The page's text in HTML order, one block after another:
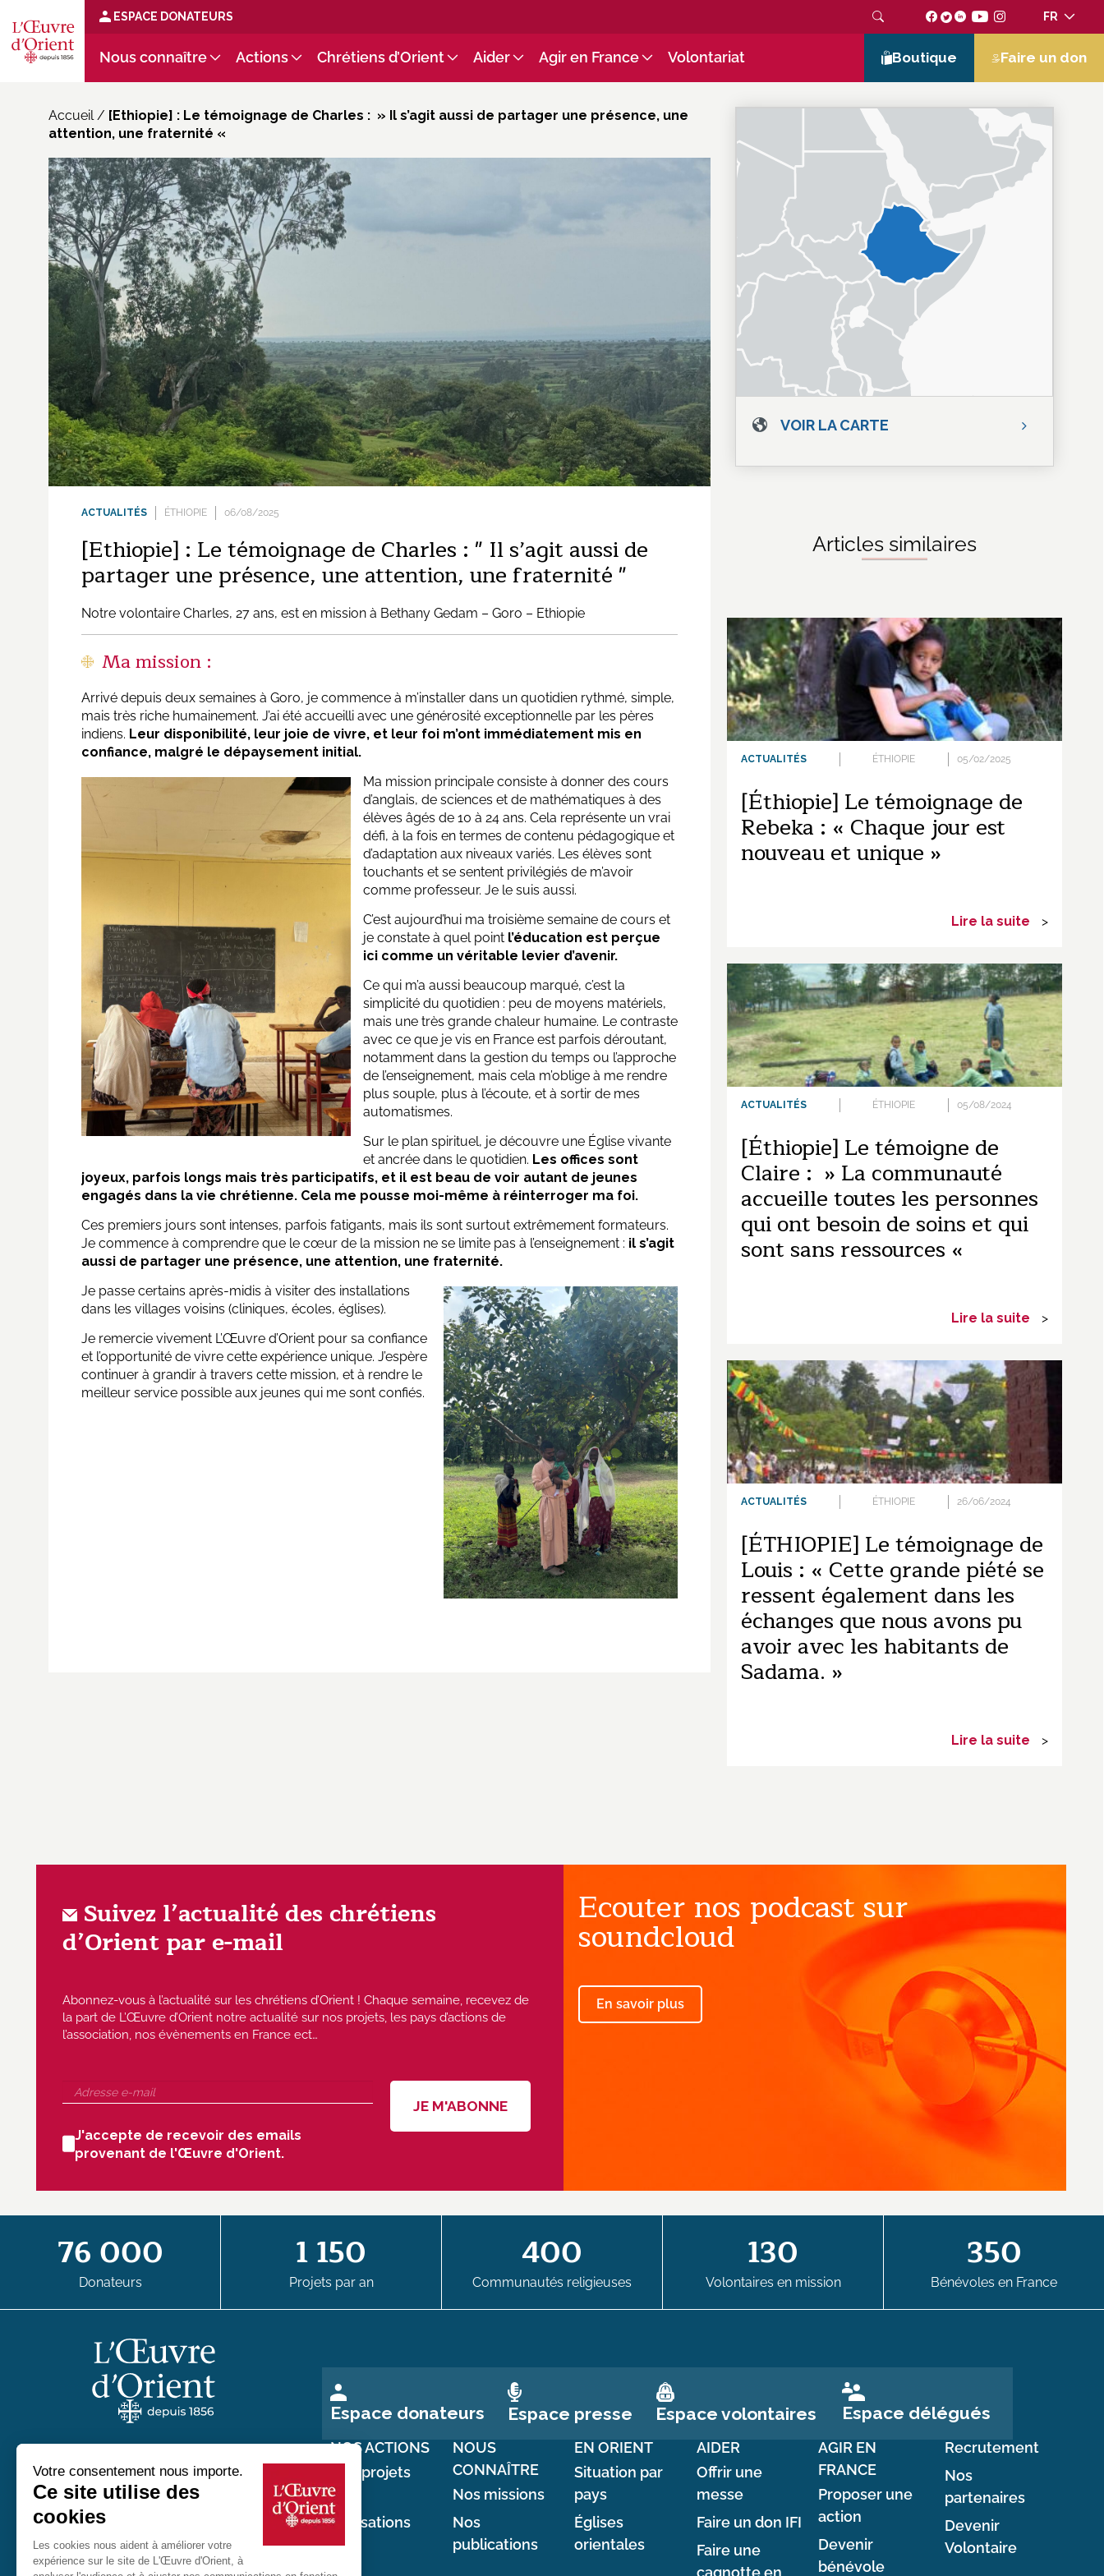
ESPACE DONATEURS FR
Nous connaître Actions Chrétiens d’Orient Aider Agir en France Volontariat Boutique Faire un don
Accueil/ [Ethiopie] : Le témoignage de Charles : » Il s’agit aussi de partager une présence, une
attention, une fraternité «
ACTUALITÉS ÉTHIOPIE 06/08/2025
[Ethiopie] : Le témoignage de Charles : " Il s’agit aussi de
partager une présence, une attention, une fraternité "
Notre volontaire Charles, 27 ans, est en mission à Bethany Gedam – Goro – Ethiopie
Ma mission :
Arrivé depuis deux semaines à Goro, je commence à m’installer dans un quotidien rythmé, simple,
mais très riche humainement. J’ai été accueilli avec une générosité exceptionnelle par les pères
indiens. Leur disponibilité, leur joie de vivre, et leur foi m’ont immédiatement mis en
confiance, malgré le dépaysement initial.
Ma mission principale consiste à donner des cours
d’anglais, de sciences et de mathématiques à des
élèves âgés de 10 à 24 ans. Cela représente un vrai
défi, à la fois en termes de contenu pédagogique et
d’adaptation aux niveaux variés. Les élèves sont
touchants et se sentent privilégiés de m’avoir
comme professeur. Je le suis aussi.
C’est aujourd’hui ma troisième semaine de cours et
je constate à quel point l’éducation est perçue
ici comme un véritable levier d’avenir.
Ce qui m’a aussi beaucoup marqué, c’est la
simplicité du quotidien : peu de moyens matériels,
mais une très grande chaleur humaine. Le contraste
avec ce que je vis en France est parfois déroutant,
notamment dans la gestion du temps ou l’approche
de l’enseignement, mais cela m’oblige à me rendre
plus souple, plus à l’écoute, et à sortir de mes
automatismes.
Sur le plan spirituel, je découvre une Église vivante
et ancrée dans le quotidien. Les offices sont
joyeux, parfois longs mais très participatifs, et il est beau de voir autant de jeunes
engagés dans la vie chrétienne. Cela me pousse moi-même à réinterroger ma foi.
Ces premiers jours sont intenses, parfois fatigants, mais ils sont surtout extrêmement formateurs.
Je commence à comprendre que le cœur de la mission ne se limite pas à l’enseignement : il s’agit
aussi de partager une présence, une attention, une fraternité.
Je passe certains après-midis à visiter des installations
dans les villages voisins (cliniques, écoles, églises).
Je remercie vivement L’Œuvre d’Orient pour sa confiance
et l’opportunité de vivre cette expérience unique. J’espère
continuer à grandir à travers cette mission, et à rendre le
meilleur service possible aux jeunes qui me sont confiés.
VOIR LA CARTE
Articles similaires
ACTUALITÉS ÉTHIOPIE 05/02/2025
[Éthiopie] Le témoignage de
Rebeka : « Chaque jour est
nouveau et unique »
Lire la suite >
ACTUALITÉS ÉTHIOPIE 05/08/2024
[Éthiopie] Le témoigne de
Claire : » La communauté
accueille toutes les personnes
qui ont besoin de soins et qui
sont sans ressources «
Lire la suite >
ACTUALITÉS ÉTHIOPIE 26/06/2024
[ÉTHIOPIE] Le témoignage de
Louis : « Cette grande piété se
ressent également dans les
échanges que nous avons pu
avoir avec les habitants de
Sadama. »
Lire la suite >
Suivez l’actualité des chrétiens
d’Orient par e-mail
Abonnez-vous à l’actualité sur les chrétiens d’Orient ! Chaque semaine, recevez de
la part de L’Œuvre d’Orient notre actualité sur nos projets, les pays d’actions de
l’association, nos évènements en France ect…
J'accepte de recevoir des emails
provenant de l'Œuvre d'Orient.
Ecouter nos podcast sur
soundcloud
En savoir plus
76 000
Donateurs
1 150
Projets par an
400
Communautés religieuses
130
Volontaires en mission
350
Bénévoles en France
Espace donateurs Espace presse Espace volontaires Espace délégués
NOS ACTIONS
Nos projets
Nos
réalisations
NOUS
CONNAÎTRE
Nos missions
Nos
publications
EN ORIENT
Situation par
pays
Églises
orientales
AIDER
Offrir une
messe
Faire un don IFI
Faire une
AGIR EN
FRANCE
Proposer une
action
Devenir
bénévole
Recrutement
Nos
partenaires
Devenir
Volontaire
Au service des chrétiens d'Orient
01 45 48 54 46